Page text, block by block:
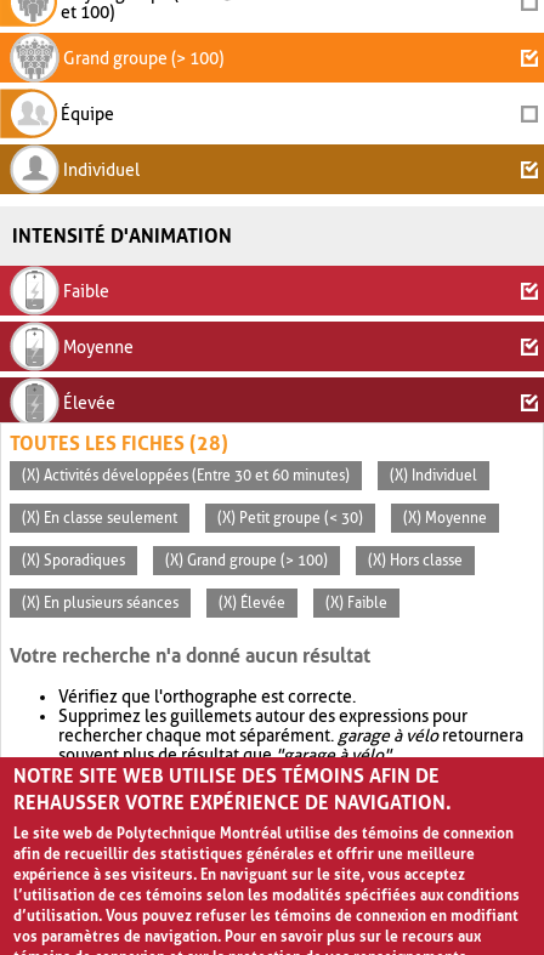
et 100)
Grand groupe (> 100)
Équipe
Individuel
INTENSITÉ D'ANIMATION
Faible
Moyenne
Élevée
TOUTES LES FICHES (28)
(X) Activités développées (Entre 30 et 60 minutes) (X) Individuel
(X) En classe seulement (X) Petit groupe (< 30) (X) Moyenne
(X) Sporadiques (X) Grand groupe (> 100) (X) Hors classe
(X) En plusieurs séances (X) Élevée (X) Faible
Votre recherche n'a donné aucun résultat
Vérifiez que l'orthographe est correcte.
Supprimez les guillemets autour des expressions pour
rechercher chaque mot séparément. garage à véloretournera
souvent plus de résultat que"garage à vélo".
Envisagez d'élargir votre recherche avec OR.garage OR vélo
retournera souvent plus de résultat quegarage à vélo
NOTRE SITE WEB UTILISE DES TÉMOINS AFIN DE
REHAUSSER VOTRE EXPÉRIENCE DE NAVIGATION.
Le site web de Polytechnique Montréal utilise des témoins de connexion
afin de recueillir des statistiques générales et offrir une meilleure
expérience à ses visiteurs. En naviguant sur le site, vous acceptez
l’utilisation de ces témoins selon les modalités spécifiées aux conditions
d’utilisation. Vous pouvez refuser les témoins de connexion en modifiant
vos paramètres de navigation. Pour en savoir plus sur le recours aux